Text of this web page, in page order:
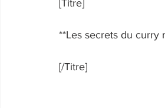
[Titre]
**Les secrets du curry
[/Titre]